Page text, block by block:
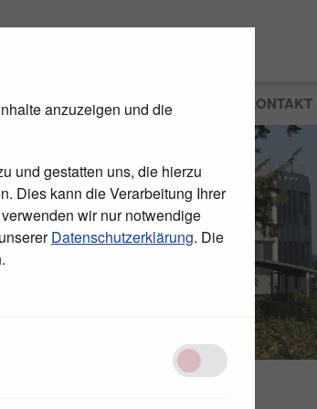
MATERIAL KONTAKT
anzuzeigen und die
und gestatten uns, die hierzu
Dies kann die Verarbeitung Ihrer
wir nur notwendige
Datenschutzerklärung. Die